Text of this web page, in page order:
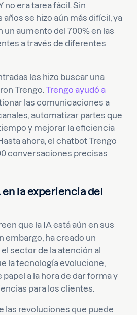
no era tarea fácil. Sin
se hizo aún más difícil, ya
aumento del 700% en las
a través de diferentes
les hizo buscar una
Trengo. Trengo ayudó a
las comunicaciones a
automatizar partes que
y mejorar la eficiencia
ahora, el chatbot Trengo
conversaciones precisas
en la experiencia del
que la IA está aún en sus
embargo, ha creado un
sector de la atención al
la tecnología evolucione,
a la hora de dar forma y
para los clientes.
las revoluciones que puede